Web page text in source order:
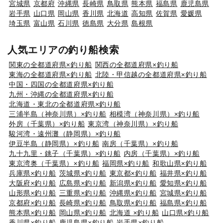
宮城県 京都府 沖縄県 長崎県 鳥取県 熊本県 福島県
鹿児島県
岩手県 山口県 岡山県 香川県 北海道 高知県 佐賀県 愛媛県
埼玉県 富山県 石川県 徳島県 大分県 島根県
人気エリアの釣り船検索
関東の全都道府県×釣り船 関西の全都道府県×釣り船
東海の全都道府県×釣り船 北陸・甲信越の全都道府県×釣り船
中国・四国の全都道府県×釣り船
九州・沖縄の全都道府県×釣り船
北海道・東北の全都道府県×釣り船
三浦半島（神奈川県）×釣り船 相模湾（神奈川県）×釣り船
外房（千葉県）×釣り船 東京湾（神奈川県）×釣り船
駿河湾・遠州灘（静岡県）×釣り船
伊豆半島（静岡県）×釣り船 南房（千葉県）×釣り船
九十九里・銚子（千葉県）×釣り船 内房（千葉県）×釣り船
東京湾奥（千葉県）×釣り船 福岡県×釣り船 和歌山県×釣り船
兵庫県×釣り船 茨城県×釣り船 東京都×釣り船 福井県×釣り船
大阪府×釣り船 広島県×釣り船 新潟県×釣り船 愛知県×釣り船
山形県×釣り船 三重県×釣り船 沖縄県×釣り船 宮城県×釣り船
京都府×釣り船 長崎県×釣り船 鳥取県×釣り船 福島県×釣り船
熊本県×釣り船 岡山県×釣り船 北海道 ×釣り船 山口県×釣り船